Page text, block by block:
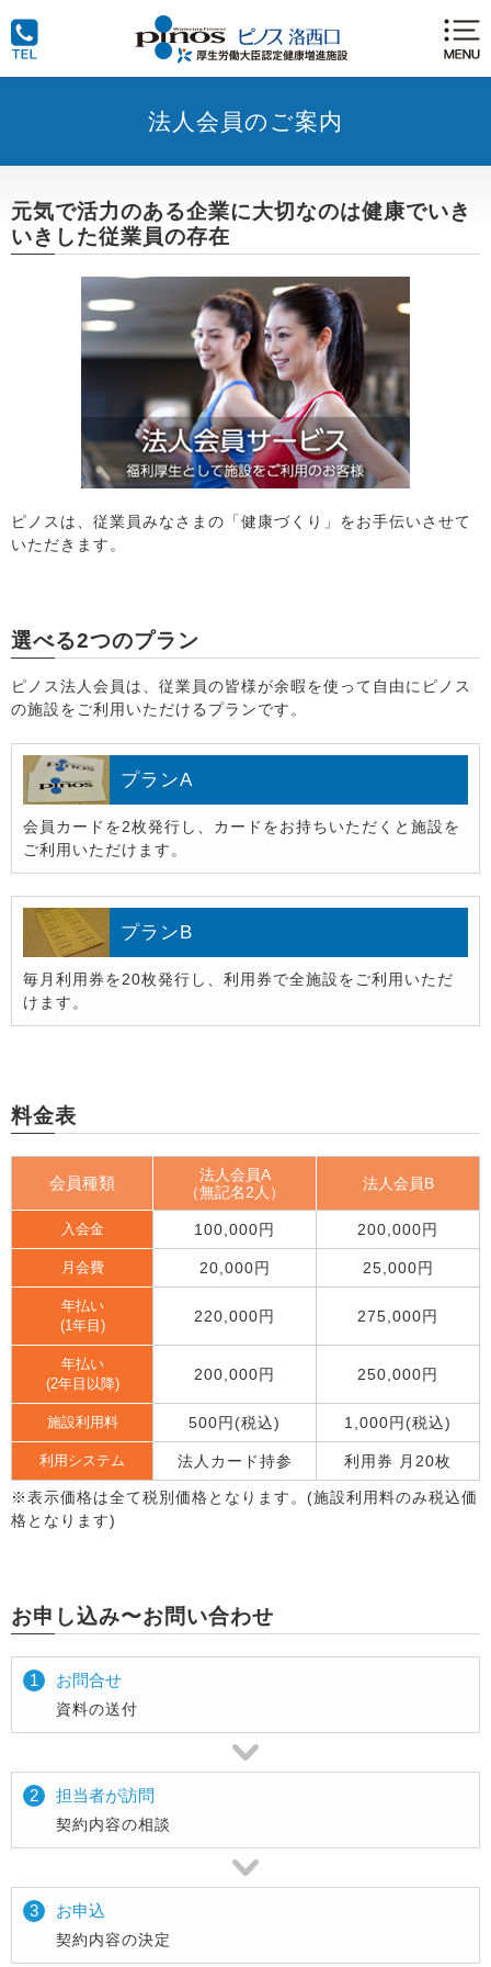
法人会員のご案内
元気で活力のある企業に大切なのは健康でいき
いきした従業員の存在
ピノスは、従業員みなさまの「健康づくり」をお手伝いさせて
いただきます。
選べる2つのプラン
ピノス法人会員は、従業員の皆様が余暇を使って自由にピノス
の施設をご利用いただけるプランです。
プランA
会員カードを2枚発行し、カードをお持ちいただくと施設を
ご利用いただけます。
プランB
毎月利用券を20枚発行し、利用券で全施設をご利用いただ
けます。
料金表
会員種類
法人会員A
（無記名2人）
法人会員B
入会金 100,000円 200,000円
月会費 20,000円 25,000円
年払い
(1年目)
220,000円 275,000円
年払い
(2年目以降)
200,000円 250,000円
施設利用料 500円(税込) 1,000円(税込)
利用システム 法人カード持参 利用券 月20枚
※表示価格は全て税別価格となります。(施設利用料のみ税込価
格となります)
お申し込み〜お問い合わせ
1
お問合せ
資料の送付
2
担当者が訪問
契約内容の相談
3
お申込
契約内容の決定